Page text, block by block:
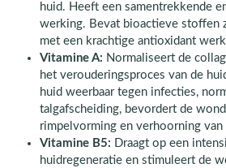
huid. Heeft een samentrekkende
werking. Bevat bioactieve stoffen
met een krachtige antioxidant
Vitamine A: Normaliseert de
het verouderingsproces van de
huid weerbaar tegen infecties,
talgafscheiding, bevordert de
rimpelvorming en verhoorning van
Vitamine B5: Draagt op een
huidregeneratie en stimuleert de